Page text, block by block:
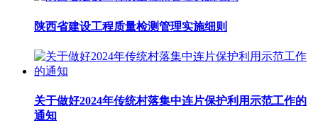
陕西省建设工程质量检测管理实施细则
关于做好2024年传统村落集中连片保护利用示范工作的
通知